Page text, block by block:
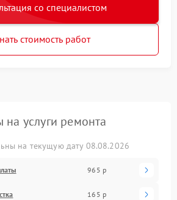
со специалистом
стоимость работ
услуги ремонта
на текущую дату 08.08.2026
965 р
165 р